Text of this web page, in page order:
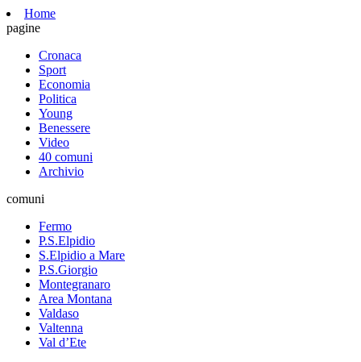
Home
pagine
Cronaca
Sport
Economia
Politica
Young
Benessere
Video
40 comuni
Archivio
comuni
Fermo
P.S.Elpidio
S.Elpidio a Mare
P.S.Giorgio
Montegranaro
Area Montana
Valdaso
Valtenna
Val d’Ete